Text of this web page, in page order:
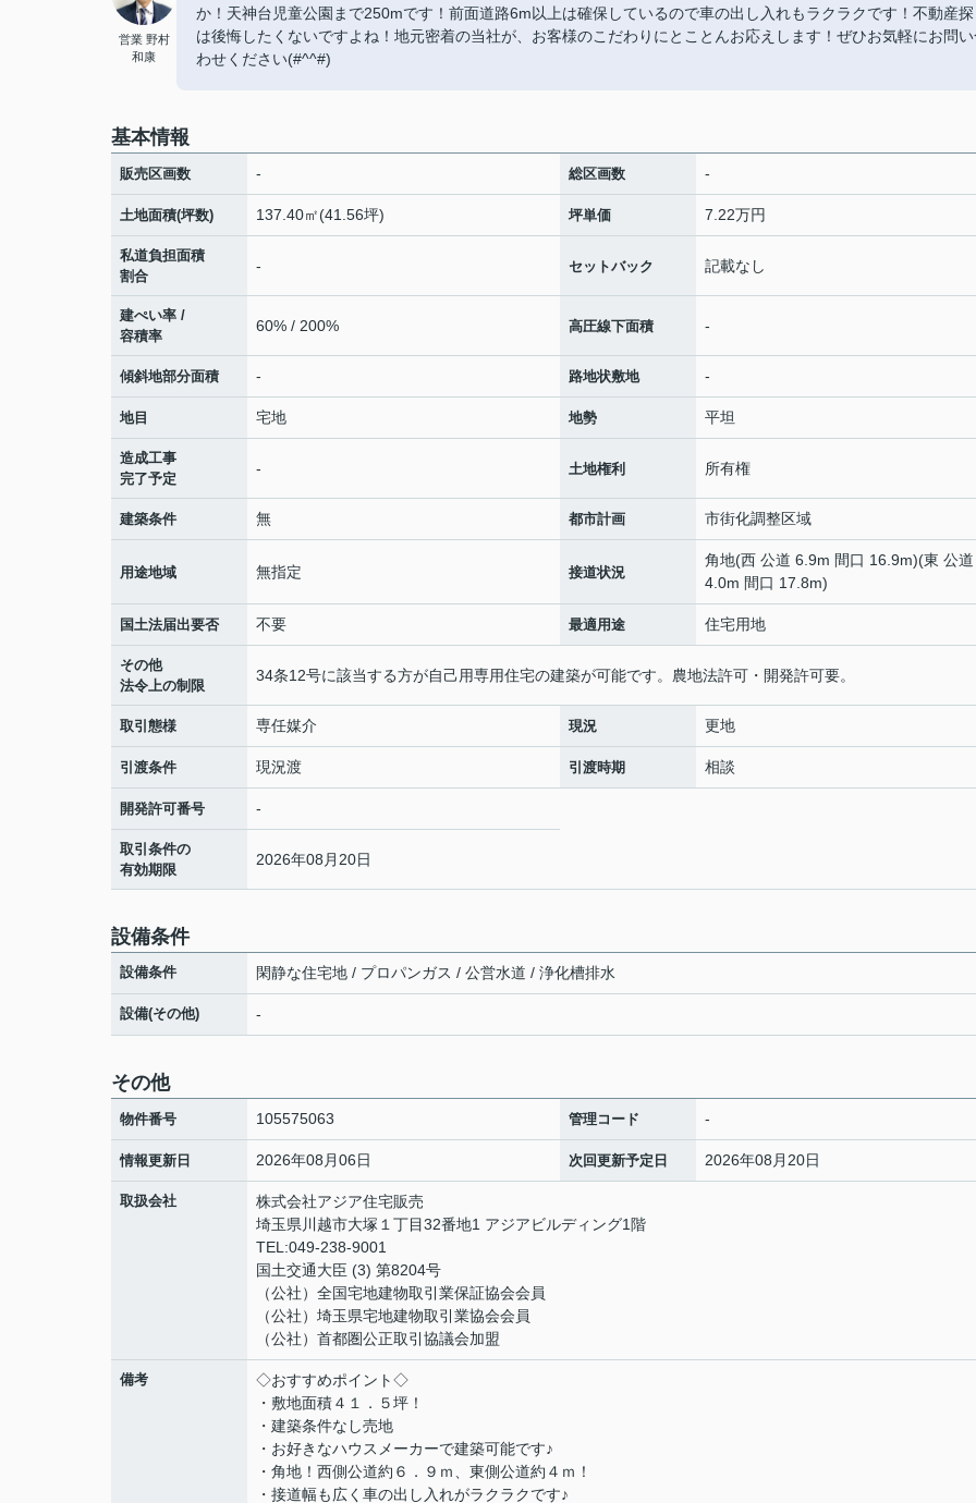
営業 野村
和康
か！天神台児童公園まで250mです！前面道路6m以上は確保しているので車の出し入れもラクラクです！不動産探
は後悔したくないですよね！地元密着の当社が、お客様のこだわりにとことんお応えします！ぜひお気軽にお問い
わせください(#^^#)
基本情報
販売区画数 - 総区画数 -
土地面積(坪数) 137.40㎡(41.56坪) 坪単価 7.22万円
私道負担面積
割合
- セットバック 記載なし
建ぺい率 /
容積率
60% / 200% 高圧線下面積 -
傾斜地部分面積 - 路地状敷地 -
地目 宅地 地勢 平坦
造成工事
完了予定
- 土地権利 所有権
建築条件 無 都市計画 市街化調整区域
用途地域 無指定 接道状況
角地(西 公道 6.9m 間口 16.9m)(東 公道
4.0m 間口 17.8m)
国土法届出要否 不要 最適用途 住宅用地
その他
法令上の制限
34条12号に該当する方が自己用専用住宅の建築が可能です。農地法許可・開発許可要。
取引態様 専任媒介 現況 更地
引渡条件 現況渡 引渡時期 相談
開発許可番号 -
取引条件の
有効期限
2026年08月20日
設備条件
設備条件 閑静な住宅地 / プロパンガス / 公営水道 / 浄化槽排水
設備(その他) -
その他
物件番号 105575063 管理コード -
情報更新日 2026年08月06日 次回更新予定日 2026年08月20日
取扱会社
株式会社アジア住宅販売
埼玉県川越市大塚１丁目32番地1 アジアビルディング1階
TEL:049-238-9001
国土交通大臣 (3) 第8204号
（公社）全国宅地建物取引業保証協会会員
（公社）埼玉県宅地建物取引業協会会員
（公社）首都圏公正取引協議会加盟
備考
◇おすすめポイント◇
・敷地面積４１．５坪！
・建築条件なし売地
・お好きなハウスメーカーで建築可能です♪
・角地！西側公道約６．９ｍ、東側公道約４ｍ！
・接道幅も広く車の出し入れがラクラクです♪